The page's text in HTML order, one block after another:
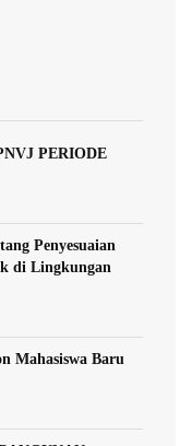
PERIODE
Penyesuaian
di Lingkungan
Mahasiswa Baru